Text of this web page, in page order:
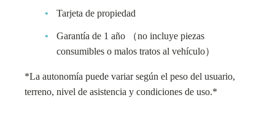
Tarjeta de propiedad
Garantía de 1 año （no incluye piezas
consumibles o malos tratos al vehículo）
*La autonomía puede variar según el peso del usuario,
terreno, nivel de asistencia y condiciones de uso.*